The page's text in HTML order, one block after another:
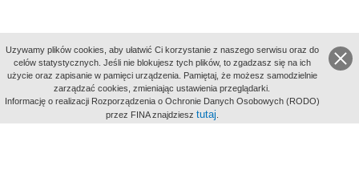
aktywności
Uzywamy plików cookies, aby ułatwić Ci korzystanie z naszego serwisu oraz do
celów statystycznych. Jeśli nie blokujesz tych plików, to zgadzasz się na ich
użycie oraz zapisanie w pamięci urządzenia. Pamiętaj, że możesz samodzielnie
zarządzać cookies, zmieniając ustawienia przeglądarki.
Informację o realizacji Rozporządzenia o Ochronie Danych Osobowych (RODO)
przez FINA znajdziesz tutaj